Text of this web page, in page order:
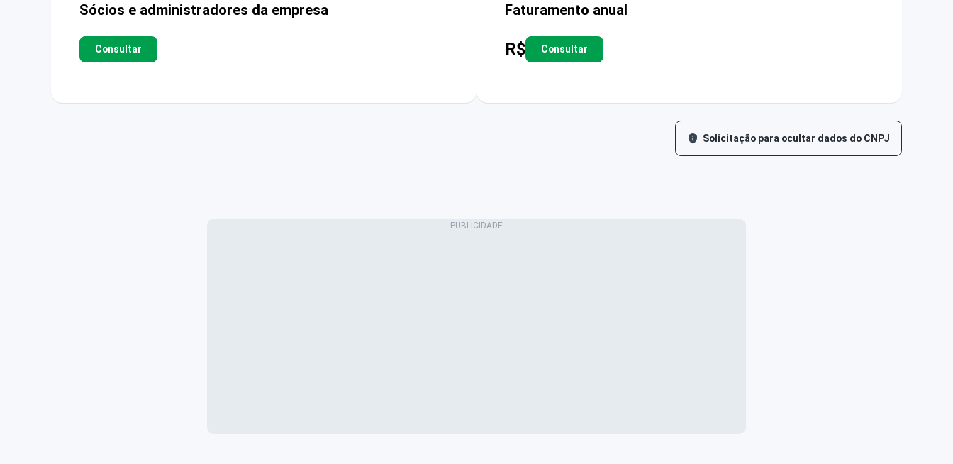
Sócios e administradores da empresa
Consultar
Faturamento anual
R$ Consultar
Solicitação para ocultar dados do CNPJ